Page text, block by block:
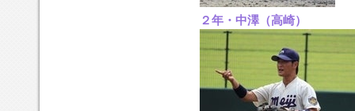
２年・中澤（高崎）